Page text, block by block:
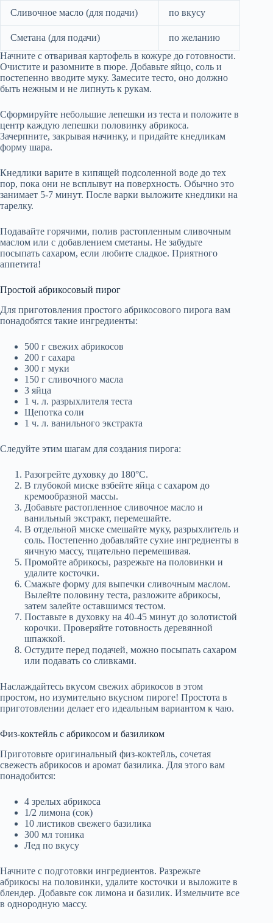
Сливочное масло (для подачи) по вкусу
Сметана (для подачи)
по желанию
Начните с отваривая картофель в кожуре до готовности.
Очистите и разомните в пюре. Добавьте яйцо, соль и
постепенно вводите муку. Замесите тесто, оно должно
быть нежным и не липнуть к рукам.
Сформируйте небольшие лепешки из теста и положите в
центр каждую лепешки половинку абрикоса.
Зачерпните, закрывая начинку, и придайте кнедликам
форму шара.
Кнедлики варите в кипящей подсоленной воде до тех
пор, пока они не всплывут на поверхность. Обычно это
занимает 5-7 минут. После варки выложите кнедлики на
тарелку.
Подавайте горячими, полив растопленным сливочным
маслом или с добавлением сметаны. Не забудьте
посыпать сахаром, если любите сладкое. Приятного
аппетита!
Простой абрикосовый пирог
Для приготовления простого абрикосового пирога вам
понадобятся такие ингредиенты:
500 г свежих абрикосов
200 г сахара
300 г муки
150 г сливочного масла
3 яйца
1 ч. л. разрыхлителя теста
Щепотка соли
1 ч. л. ванильного экстракта
Следуйте этим шагам для создания пирога:
Разогрейте духовку до 180°C.
В глубокой миске взбейте яйца с сахаром до
кремообразной массы.
Добавьте растопленное сливочное масло и
ванильный экстракт, перемешайте.
В отдельной миске смешайте муку, разрыхлитель и
соль. Постепенно добавляйте сухие ингредиенты в
яичную массу, тщательно перемешивая.
Промойте абрикосы, разрежьте на половинки и
удалите косточки.
Смажьте форму для выпечки сливочным маслом.
Вылейте половину теста, разложите абрикосы,
затем залейте оставшимся тестом.
Поставьте в духовку на 40-45 минут до золотистой
корочки. Проверяйте готовность деревянной
шпажкой.
Остудите перед подачей, можно посыпать сахаром
или подавать со сливками.
Наслаждайтесь вкусом свежих абрикосов в этом
простом, но изумительно вкусном пироге! Простота в
приготовлении делает его идеальным вариантом к чаю.
Физ-коктейль с абрикосом и базиликом
Приготовьте оригинальный физ-коктейль, сочетая
свежесть абрикосов и аромат базилика. Для этого вам
понадобится:
4 зрелых абрикоса
1/2 лимона (сок)
10 листиков свежего базилика
300 мл тоника
Лед по вкусу
Начните с подготовки ингредиентов. Разрежьте
абрикосы на половинки, удалите косточки и выложите в
блендер. Добавьте сок лимона и базилик. Измельчите все
в однородную массу.